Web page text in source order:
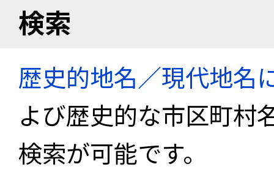
検索
歴史的地名／現代地名
よび歴史的な市区町村
検索が可能です。